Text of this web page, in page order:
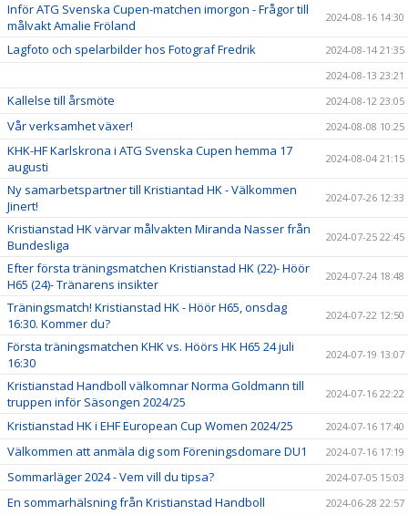
Inför ATG Svenska Cupen-matchen imorgon - Frågor till
målvakt Amalie Fröland
2024-08-16 14:30
Lagfoto och spelarbilder hos Fotograf Fredrik
2024-08-14 21:35
2024-08-13 23:21
Kallelse till årsmöte 2024-08-12 23:05
Vår verksamhet växer! 2024-08-08 10:25
KHK-HF Karlskrona i ATG Svenska Cupen hemma 17
augusti
2024-08-04 21:15
Ny samarbetspartner till Kristiantad HK - Välkommen
Jinert!
2024-07-26 12:33
Kristianstad HK värvar målvakten Miranda Nasser från
Bundesliga
2024-07-25 22:45
Efter första träningsmatchen Kristianstad HK (22)- Höör
H65 (24)- Tränarens insikter
2024-07-24 18:48
Träningsmatch! Kristianstad HK - Höör H65, onsdag
16:30. Kommer du?
2024-07-22 12:50
Första träningsmatchen KHK vs. Höörs HK H65 24 juli
16:30
2024-07-19 13:07
Kristianstad Handboll välkomnar Norma Goldmann till
truppen inför Säsongen 2024/25
2024-07-16 22:22
Kristianstad HK i EHF European Cup Women 2024/25 2024-07-16 17:40
Välkommen att anmäla dig som Föreningsdomare DU1 2024-07-16 17:19
Sommarläger 2024 - Vem vill du tipsa? 2024-07-05 15:03
En sommarhälsning från Kristianstad Handboll 2024-06-28 22:57